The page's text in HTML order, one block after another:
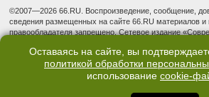
©2007—2026 66.RU. Воспроизведение, сообщение,
сведения размещенных на сайте 66.RU материалов и
правообладателя запрещено. Сетевое издание
надзору в сфере связи, информационных технологий
(Роскомнадзор). Регистрационный номер ЭЛ № ФС 77
Учредитель: Общество с ограниченной
Оставаясь на сайте, вы
политикой обработки
использование cookie-